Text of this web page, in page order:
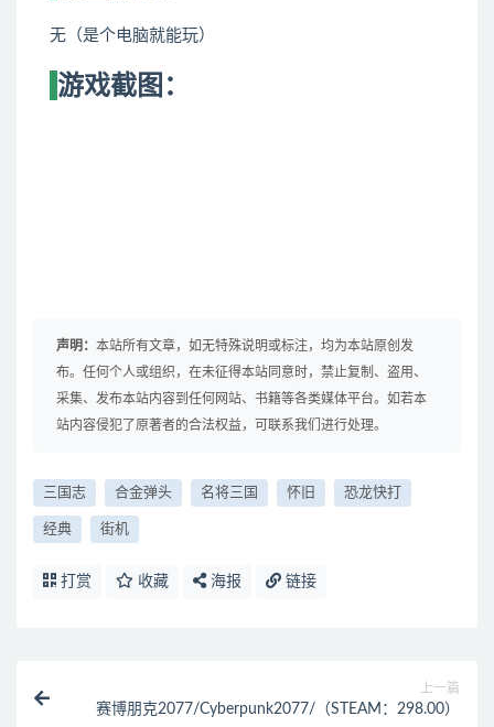
无（是个电脑就能玩）
游戏截图：
声明： 本站所有文章，如无特殊说明或标注，均为本站原创发
布。任何个人或组织，在未征得本站同意时，禁止复制、盗用、
采集、发布本站内容到任何网站、书籍等各类媒体平台。如若本
站内容侵犯了原著者的合法权益，可联系我们进行处理。
三国志 合金弹头 名将三国 怀旧 恐龙快打
经典 街机
打赏 收藏 海报 链接
上一篇
赛博朋克2077/Cyberpunk2077/（STEAM：298.00）